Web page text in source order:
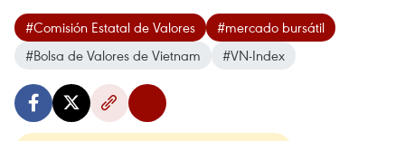
#Comisión Estatal de Valores
#mercado bursátil
#Bolsa de Valores de Vietnam
#VN-Index